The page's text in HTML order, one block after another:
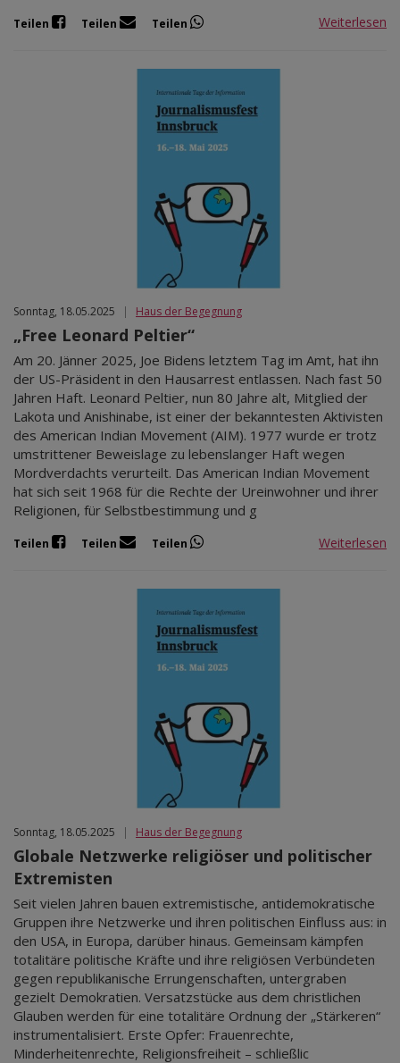
Teilen Teilen Teilen Weiterlesen
Sonntag, 18.05.2025 | Haus der Begegnung
„Free Leonard Peltier“
Am 20. Jänner 2025, Joe Bidens letztem Tag im Amt, hat ihn
der US-Präsident in den Hausarrest entlassen. Nach fast 50
Jahren Haft. Leonard Peltier, nun 80 Jahre alt, Mitglied der
Lakota und Anishinabe, ist einer der bekanntesten Aktivisten
des American Indian Movement (AIM). 1977 wurde er trotz
umstrittener Beweislage zu lebenslanger Haft wegen
Mordverdachts verurteilt. Das American Indian Movement
hat sich seit 1968 für die Rechte der Ureinwohner und ihrer
Religionen, für Selbstbestimmung und g
Teilen Teilen Teilen Weiterlesen
Sonntag, 18.05.2025 | Haus der Begegnung
Globale Netzwerke religiöser und politischer
Extremisten
Seit vielen Jahren bauen extremistische, antidemokratische
Gruppen ihre Netzwerke und ihren politischen Einfluss aus: in
den USA, in Europa, darüber hinaus. Gemeinsam kämpfen
totalitäre politische Kräfte und ihre religiösen Verbündeten
gegen republikanische Errungenschaften, untergraben
gezielt Demokratien. Versatzstücke aus dem christlichen
Glauben werden für eine totalitäre Ordnung der „Stärkeren“
instrumentalisiert. Erste Opfer: Frauenrechte,
Minderheitenrechte, Religionsfreiheit – schließlic